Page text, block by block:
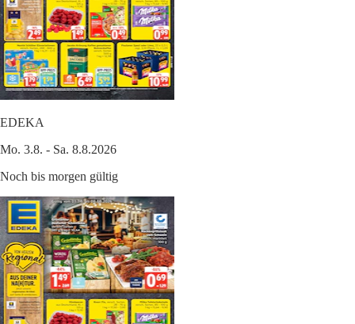
EDEKA
Mo. 3.8. - Sa. 8.8.2026
Noch bis morgen gültig